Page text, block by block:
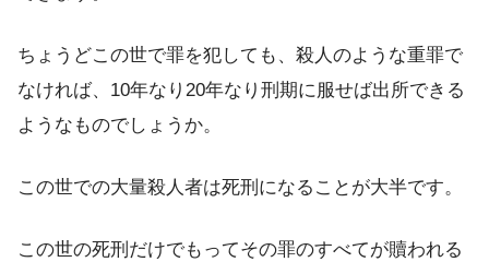
ちょうどこの世で罪を犯しても、殺人のような重罪で
なければ、10年なり20年なり刑期に服せば出所できる
ようなものでしょうか。
この世での大量殺人者は死刑になることが大半です。
この世の死刑だけでもってその罪のすべてが贖われる